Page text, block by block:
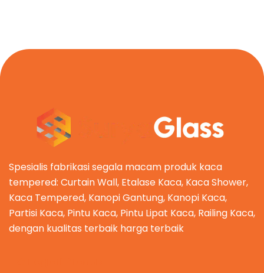
Spesialis fabrikasi segala macam produk kaca
tempered: Curtain Wall, Etalase Kaca, Kaca Shower,
Kaca Tempered, Kanopi Gantung, Kanopi Kaca,
Partisi Kaca, Pintu Kaca, Pintu Lipat Kaca, Railing Kaca,
dengan kualitas terbaik harga terbaik